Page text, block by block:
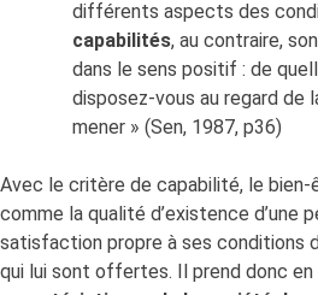
différents aspects des
capabilités, au contraire,
dans le sens positif : de
disposez-vous au regard de
mener » (Sen, 1987, p36)
Avec le critère de capabilité, le
comme la qualité d’existence d’une
satisfaction propre à ses conditions
qui lui sont offertes. Il prend donc